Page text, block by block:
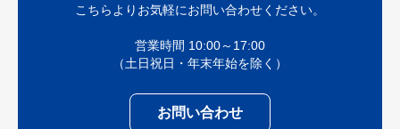
こちらよりお気軽にお問い合わせください。
営業時間 10:00～17:00
（土日祝日・年末年始を除く）
お問い合わせ